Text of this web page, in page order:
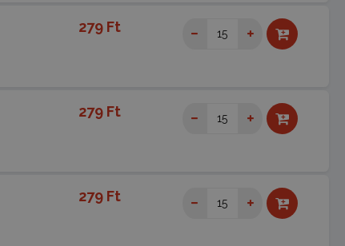
279 Ft
279 Ft
279 Ft